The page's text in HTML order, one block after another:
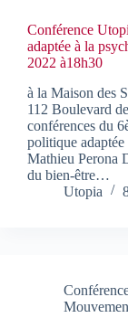
Conférence
adaptée à la
2022 à18h30
à la Maison des
112 Boulevard
conférences du
politique
Mathieu Perona
du bien-être…
Utopia